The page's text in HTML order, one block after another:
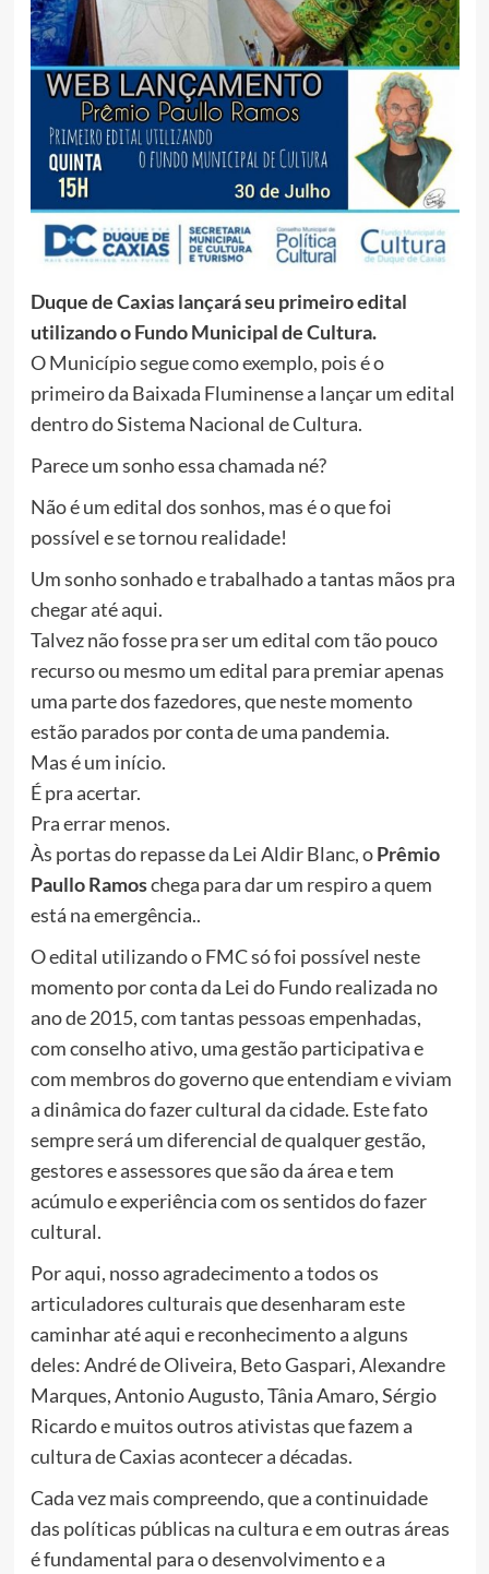
Duque de Caxias lançará seu primeiro edital
utilizando o Fundo Municipal de Cultura.
O Município segue como exemplo, pois é o
primeiro da Baixada Fluminense a lançar um edital
dentro do Sistema Nacional de Cultura.
Parece um sonho essa chamada né?
Não é um edital dos sonhos, mas é o que foi
possível e se tornou realidade!
Um sonho sonhado e trabalhado a tantas mãos pra
chegar até aqui.
Talvez não fosse pra ser um edital com tão pouco
recurso ou mesmo um edital para premiar apenas
uma parte dos fazedores, que neste momento
estão parados por conta de uma pandemia.
Mas é um início.
É pra acertar.
Pra errar menos.
Às portas do repasse da Lei Aldir Blanc, oPrêmio
Paullo Ramoschega para dar um respiro a quem
está na emergência..
O edital utilizando o FMC só foi possível neste
momento por conta da Lei do Fundo realizada no
ano de 2015, com tantas pessoas empenhadas,
com conselho ativo, uma gestão participativa e
com membros do governo que entendiam e viviam
a dinâmica do fazer cultural da cidade. Este fato
sempre será um diferencial de qualquer gestão,
gestores e assessores que são da área e tem
acúmulo e experiência com os sentidos do fazer
cultural.
Por aqui, nosso agradecimento a todos os
articuladores culturais que desenharam este
caminhar até aqui e reconhecimento a alguns
deles: André de Oliveira, Beto Gaspari, Alexandre
Marques, Antonio Augusto, Tânia Amaro, Sérgio
Ricardo e muitos outros ativistas que fazem a
cultura de Caxias acontecer a décadas.
Cada vez mais compreendo, que a continuidade
das políticas públicas na cultura e em outras áreas
é fundamental para o desenvolvimento e a